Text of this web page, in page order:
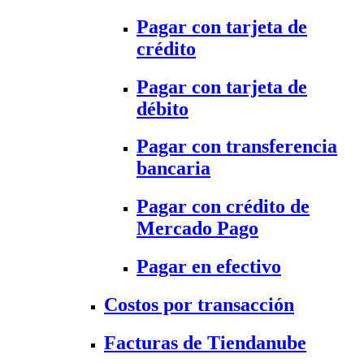
Pagar con tarjeta de
crédito
Pagar con tarjeta de
débito
Pagar con transferencia
bancaria
Pagar con crédito de
Mercado Pago
Pagar en efectivo
Costos por transacción
Facturas de Tiendanube